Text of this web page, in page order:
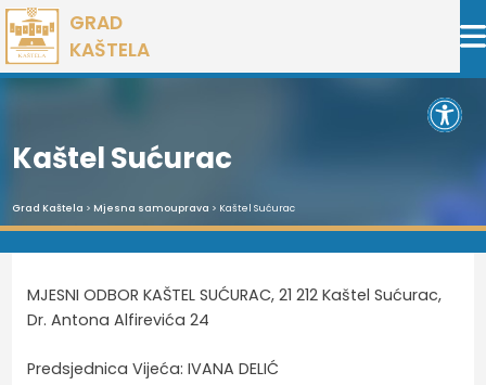
Preskoči
na
sadržaj
GRAD
KAŠTELA
Kaštel Sućurac
Grad Kaštela > Mjesna samouprava > Kaštel Sućurac
MJESNI ODBOR KAŠTEL SUĆURAC, 21 212 Kaštel Sućurac,
Dr. Antona Alfirevića 24
Predsjednica Vijeća: IVANA DELIĆ